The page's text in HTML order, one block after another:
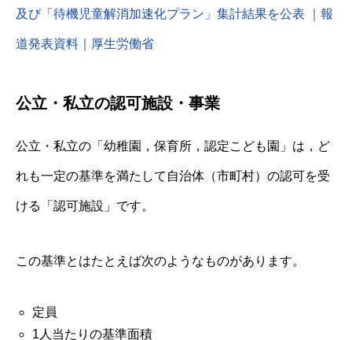
及び「待機児童解消加速化プラン」集計結果を公表 ｜報
道発表資料｜厚生労働省
公立・私立の認可施設・事業
公立・私立の「幼稚園，保育所，認定こども園」は，ど
れも一定の基準を満たして自治体（市町村）の認可を受
ける「認可施設」です。
この基準とはたとえば次のようなものがあります。
定員
1人当たりの基準面積